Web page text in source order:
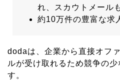
れ、スカウトメール
約10万件の豊富な求
dodaは、企業から直接オフ
ルが受け取れるため競争の
す。